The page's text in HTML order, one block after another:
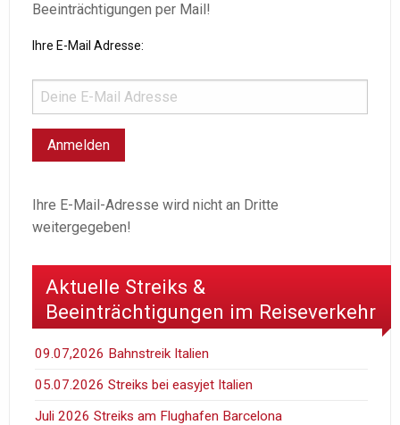
Beeinträchtigungen per Mail!
Ihre E-Mail Adresse:
Ihre E-Mail-Adresse wird nicht an Dritte
weitergegeben!
Aktuelle Streiks &
Beeinträchtigungen im Reiseverkehr
09.07,2026 Bahnstreik Italien
05.07.2026 Streiks bei easyjet Italien
Juli 2026 Streiks am Flughafen Barcelona